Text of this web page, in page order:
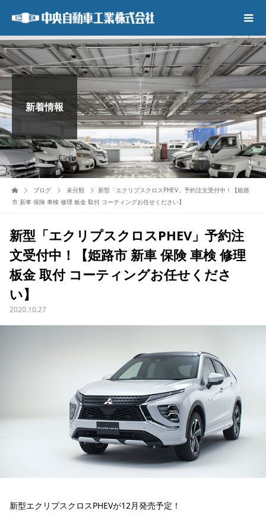
新着情報
ブログ 未分類
新型「エクリプスクロスPHEV」予約注文受付中！【姫路
市 新車 保険 車検 修理 板金 取付 コーティングお任せください】
新型「エクリプスクロスPHEV」予約注
文受付中！【姫路市 新車 保険 車検 修理
板金 取付 コーティングお任せくださ
い】
2020.10.27
新型エクリプスクロスPHEVが12月発売予定！